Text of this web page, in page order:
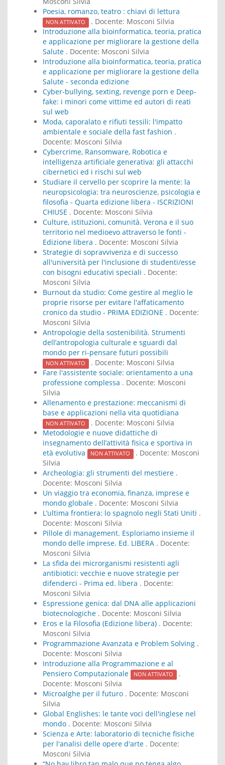
Poesia, romanzo, teatro : chiavi di lettura
NON ATTIVATO . Docente: Mosconi Silvia
Introduzione alla bioinformatica, teoria, pratica
e applicazione per migliorare la gestione della
Salute . Docente: Mosconi Silvia
Introduzione alla bioinformatica, teoria, pratica
e applicazione per migliorare la gestione della
Salute - seconda edizione
Cyber-bullying, sexting, revenge porn e Deep-
fake: i minori come vittime ed autori di reati
sul web
Moda, caporalato e rifiuti tessili: l'impatto
ambientale e sociale della fast fashion .
Docente: Mosconi Silvia
Cybercrime, Ransomware, Robotica e
intelligenza artificiale generativa: gli attacchi
cibernetici ed i rischi sul web
Studiare il cervello per scoprire la mente: la
neuropsicologia: tra neuroscienze, psicologia e
filosofia - Quarta edizione libera - ISCRIZIONI
CHIUSE . Docente: Mosconi Silvia
Culture, istituzioni, comunità. Verona e il suo
territorio nel medioevo attraverso le fonti -
Edizione libera . Docente: Mosconi Silvia
Strategie di sopravvivenza e di successo
all'università per l'inclusione di studenti/esse
con bisogni educativi speciali . Docente:
Mosconi Silvia
Burnout da studio: Come gestire al meglio le
proprie risorse per evitare l'affaticamento
cronico da studio - PRIMA EDIZIONE . Docente:
Mosconi Silvia
Antropologie della sostenibilità. Strumenti
dell’antropologia culturale e sguardi dal
mondo per ri-pensare futuri possibili
NON ATTIVATO . Docente: Mosconi Silvia
Fare l'assistente sociale: orientamento a una
professione complessa . Docente: Mosconi
Silvia
Allenamento e prestazione: meccanismi di
base e applicazioni nella vita quotidiana
NON ATTIVATO . Docente: Mosconi Silvia
Metodologie e nuove didattiche di
insegnamento dell’attività fisica e sportiva in
età evolutiva
NON ATTIVATO . Docente: Mosconi
Silvia
Archeologia: gli strumenti del mestiere .
Docente: Mosconi Silvia
Un viaggio tra economia, finanza, imprese e
mondo globale . Docente: Mosconi Silvia
L’ultima frontiera: lo spagnolo negli Stati Uniti .
Docente: Mosconi Silvia
Pillole di management. Esploriamo insieme il
mondo delle imprese. Ed. LIBERA . Docente:
Mosconi Silvia
La sfida dei microrganismi resistenti agli
antibiotici: vecchie e nuove strategie per
difenderci - Prima ed. libera . Docente:
Mosconi Silvia
Espressione genica: dal DNA alle applicazioni
biotecnologiche . Docente: Mosconi Silvia
Eros e la Filosofia (Edizione libera) . Docente:
Mosconi Silvia
Programmazione Avanzata e Problem Solving .
Docente: Mosconi Silvia
Introduzione alla Programmazione e al
Pensiero Computazionale
NON ATTIVATO
.
Docente: Mosconi Silvia
Microalghe per il futuro . Docente: Mosconi
Silvia
Global Englishes: le tante voci dell'inglese nel
mondo . Docente: Mosconi Silvia
Scienza e Arte: laboratorio di tecniche fisiche
per l'analisi delle opere d'arte . Docente:
Mosconi Silvia